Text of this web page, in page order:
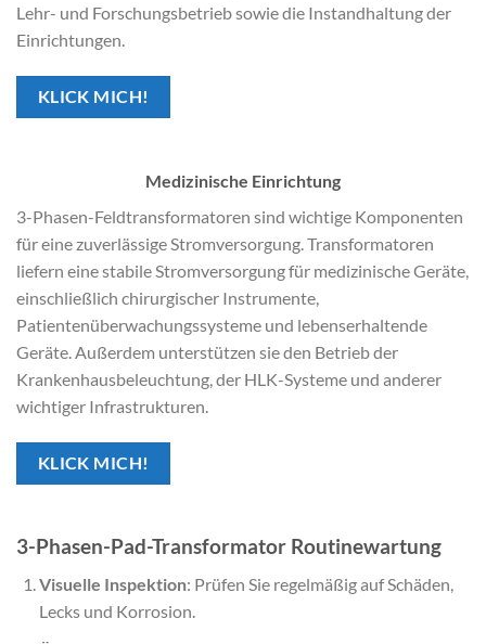
Lehr- und Forschungsbetrieb sowie die Instandhaltung der
Einrichtungen.
KLICK MICH!
Medizinische Einrichtung
3-Phasen-Feldtransformatoren sind wichtige Komponenten
für eine zuverlässige Stromversorgung. Transformatoren
liefern eine stabile Stromversorgung für medizinische Geräte,
einschließlich chirurgischer Instrumente,
Patientenüberwachungssysteme und lebenserhaltende
Geräte. Außerdem unterstützen sie den Betrieb der
Krankenhausbeleuchtung, der HLK-Systeme und anderer
wichtiger Infrastrukturen.
KLICK MICH!
3-Phasen-Pad-Transformator Routinewartung
Visuelle Inspektion: Prüfen Sie regelmäßig auf Schäden,
Lecks und Korrosion.